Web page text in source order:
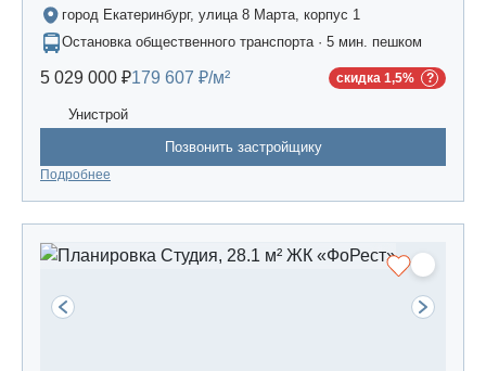
город Екатеринбург, улица 8 Марта, корпус 1
Остановка общественного транспорта · 5 мин. пешком
5 029 000 ₽179 607 ₽/м² скидка 1,5%
Унистрой
Позвонить застройщику
Подробнее